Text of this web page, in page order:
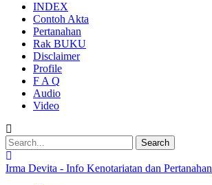
INDEX
Contoh Akta
Pertanahan
Rak BUKU
Disclaimer
Profile
F A Q
Audio
Video
Irma Devita - Info Kenotariatan dan Pertanahan